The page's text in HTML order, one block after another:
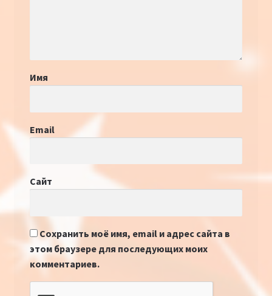
Имя
Email
Сайт
Сохранить моё имя, email и адрес сайта в
этом браузере для последующих моих
комментариев.